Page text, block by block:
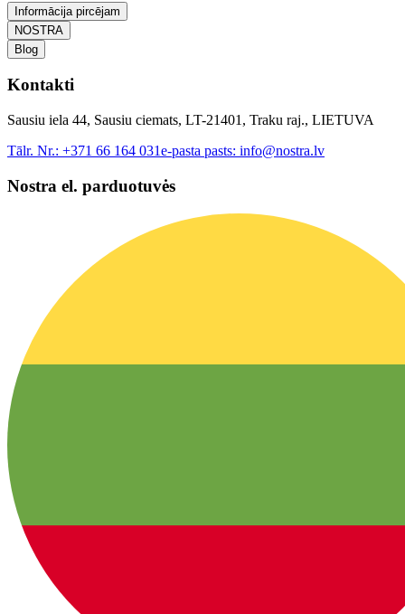
Informācija pircējam
NOSTRA
Blog
Kontakti
Sausiu iela 44, Sausiu ciemats, LT-21401, Traku raj., LIETUVA
Tālr. Nr.: +371 66 164 031e-pasta pasts: info@nostra.lv
Nostra el. parduotuvės